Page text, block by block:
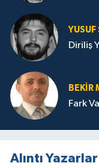
YUSUF
Diriliş
BEKIR
Fark
Alıntı Yazarlar